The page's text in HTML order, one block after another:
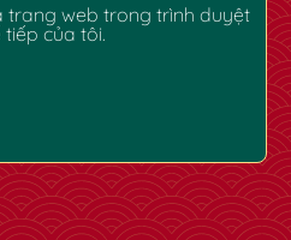
trang web trong trình duyệt
của tôi.